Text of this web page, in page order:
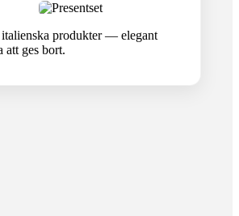
produkter — elegant
att ges bort.